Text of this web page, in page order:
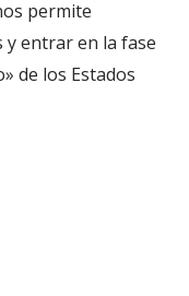
permite
entrar en la fase
de los Estados